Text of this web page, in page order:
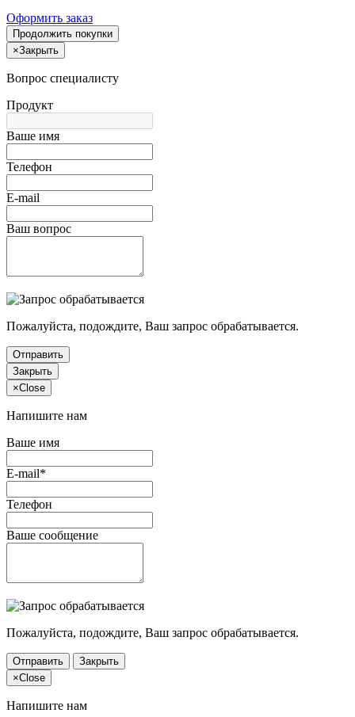
Оформить заказ
Продолжить покупки
×Закрыть
Вопрос специалисту
Продукт
Ваше имя
Телефон
E-mail
Ваш вопрос
Пожалуйста, подождите, Ваш запрос обрабатывается.
Отправить
Закрыть
×Close
Напишите нам
Ваше имя
E-mail*
Телефон
Ваше сообщение
Пожалуйста, подождите, Ваш запрос обрабатывается.
Отправить
Закрыть
×Close
Напишите нам